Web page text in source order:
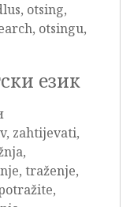
otsing,
otsingu,
език
zahtijevati,
traženje,